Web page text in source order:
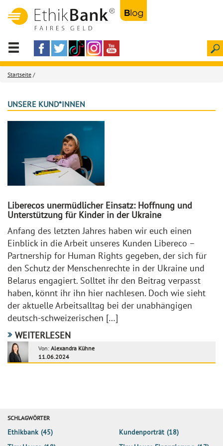
Startseite /
UNSERE KUND*INNEN
Liberecos unermüdlicher Einsatz: Hoffnung und
Unterstützung für Kinder in der Ukraine
Anfang des letzten Jahres haben wir euch einen
Einblick in die Arbeit unseres Kunden Libereco –
Partnership for Human Rights gegeben, der sich für
den Schutz der Menschenrechte in der Ukraine und
Belarus engagiert. Solltet ihr den Beitrag verpasst
haben, könnt ihr ihn hier nachlesen. Doch wie sieht
der aktuelle Arbeitsalltag bei der unabhängigen
deutsch-schweizerischen […]
WEITERLESEN
Von: Alexandra Kühne
11.06.2024
SCHLAGWÖRTER
Ethikbank (45) Kundenporträt (18)